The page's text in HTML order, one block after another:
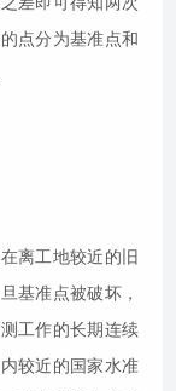
点分为基准点和
离工地较近的旧
基准点被破坏，
工作的长期连续
较近的国家水准